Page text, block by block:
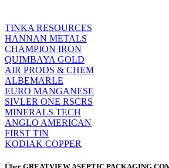
TINKA RESOURCES
HANNAN METALS
CHAMPION IRON
QUIMBAYA GOLD
AIR PRODS & CHEM
ALBEMARLE
EURO MANGANESE
SIVLER ONE RSCRS
MINERALS TECH
ANGLO AMERICAN
FIRST TIN
KODIAK COPPER